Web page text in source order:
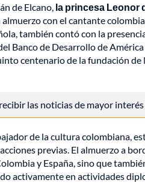
de Elcano, la princesa Leonor
almuerzo con el cantante
también contó con la
Banco de Desarrollo de
centenario de la fundación de
las noticias de mayor interés
de la cultura colombiana,
previas. El almuerzo a
y España, sino que
activamente en actividades